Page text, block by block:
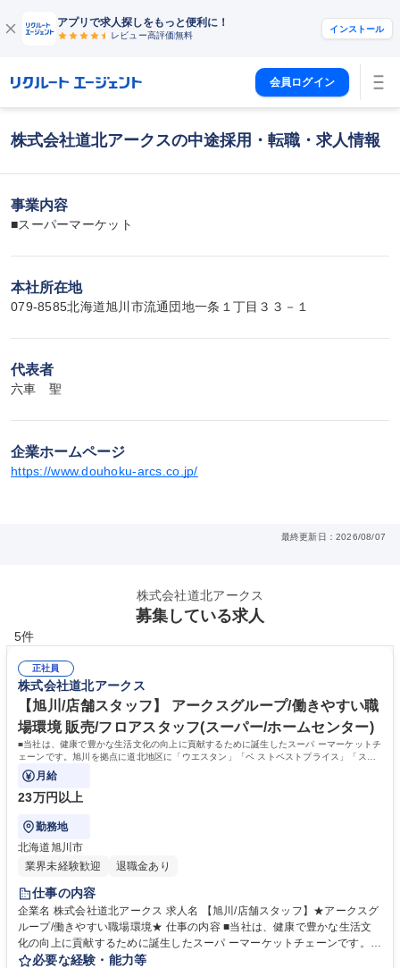
アプリで求人探しをもっと便利に！
レビュー高評価無料
インストール
会員ログイン
株式会社道北アークスの中途採用・転職・求人情報
事業内容
■スーパーマーケット
本社所在地
079-8585北海道旭川市流通団地一条１丁目３３－１
代表者
六車　聖
企業ホームページ
https://www.douhoku-arcs.co.jp/
最終更新日：2026/08/07
株式会社道北アークス
募集している求人
5件
正社員
株式会社道北アークス
【旭川/店舗スタッフ】 アークスグループ/働きやすい職
場環境 販売/フロアスタッフ(スーパー/ホームセンター)
■当社は、健康で豊かな生活文化の向上に貢献するために誕生したスーパ ーマーケットチ
ェーンです。旭川を拠点に道北地区に「ウエスタン」「ベ ストベストプライス」「スー
パーアークス」「ラルズマート」
月給
23万円以上
勤務地
北海道旭川市
業界未経験歓迎
退職金あり
仕事の内容
企業名 株式会社道北アークス 求人名 【旭川/店舗スタッフ】★アークスグ
ループ/働きやすい職場環境★ 仕事の内容 ■当社は、健康で豊かな生活文
化の向上に貢献するために誕生したスーパ ーマーケットチェーンです。旭
川を拠点に道北地区に「ウエスタン」「ベ ストベストプライス」「スーパ
必要な経験・能力等